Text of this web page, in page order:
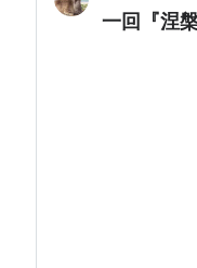
一回『涅